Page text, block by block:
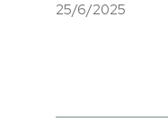
25/6/2025